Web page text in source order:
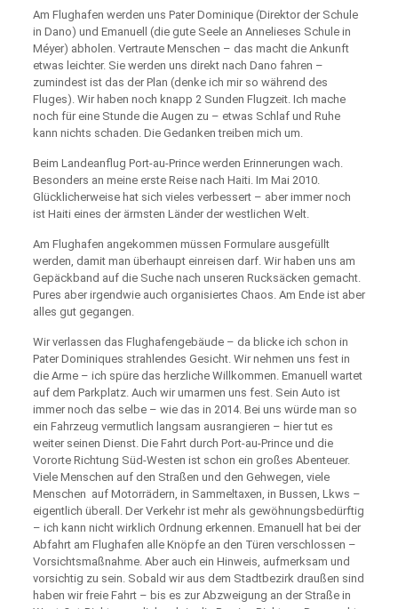
Am Flughafen werden uns Pater Dominique (Direktor der Schule
in Dano) und Emanuell (die gute Seele an Annelieses Schule in
Méyer) abholen. Vertraute Menschen – das macht die Ankunft
etwas leichter. Sie werden uns direkt nach Dano fahren –
zumindest ist das der Plan (denke ich mir so während des
Fluges). Wir haben noch knapp 2 Sunden Flugzeit. Ich mache
noch für eine Stunde die Augen zu – etwas Schlaf und Ruhe
kann nichts schaden. Die Gedanken treiben mich um.
Beim Landeanflug Port-au-Prince werden Erinnerungen wach.
Besonders an meine erste Reise nach Haiti. Im Mai 2010.
Glücklicherweise hat sich vieles verbessert – aber immer noch
ist Haiti eines der ärmsten Länder der westlichen Welt.
Am Flughafen angekommen müssen Formulare ausgefüllt
werden, damit man überhaupt einreisen darf. Wir haben uns am
Gepäckband auf die Suche nach unseren Rucksäcken gemacht.
Pures aber irgendwie auch organisiertes Chaos. Am Ende ist aber
alles gut gegangen.
Wir verlassen das Flughafengebäude – da blicke ich schon in
Pater Dominiques strahlendes Gesicht. Wir nehmen uns fest in
die Arme – ich spüre das herzliche Willkommen. Emanuell wartet
auf dem Parkplatz. Auch wir umarmen uns fest. Sein Auto ist
immer noch das selbe – wie das in 2014. Bei uns würde man so
ein Fahrzeug vermutlich langsam ausrangieren – hier tut es
weiter seinen Dienst. Die Fahrt durch Port-au-Prince und die
Vororte Richtung Süd-Westen ist schon ein großes Abenteuer.
Viele Menschen auf den Straßen und den Gehwegen, viele
Menschen auf Motorrädern, in Sammeltaxen, in Bussen, Lkws –
eigentlich überall. Der Verkehr ist mehr als gewöhnungsbedürftig
– ich kann nicht wirklich Ordnung erkennen. Emanuell hat bei der
Abfahrt am Flughafen alle Knöpfe an den Türen verschlossen –
Vorsichtsmaßnahme. Aber auch ein Hinweis, aufmerksam und
vorsichtig zu sein. Sobald wir aus dem Stadtbezirk draußen sind
haben wir freie Fahrt – bis es zur Abzweigung an der Straße in